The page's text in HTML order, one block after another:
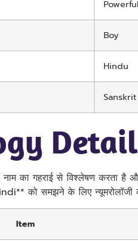
Boy
Hindu
Sanskrit
नाम का गहराई से विश्लेषण करता
को समझने के लिए न्यूमरोलॉजी
Item